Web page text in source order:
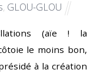
, GLOU-GLOU
(aïe ! la
le moins bon,
à la création